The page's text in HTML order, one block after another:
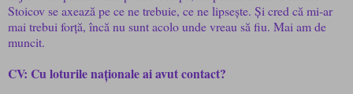
Stoicov se axează pe ce ne trebuie, ce ne lipsește. Și cred că mi-ar
mai trebui forță, încă nu sunt acolo unde vreau să fiu. Mai am de
muncit.
CV: Cu loturile naționale ai avut contact?